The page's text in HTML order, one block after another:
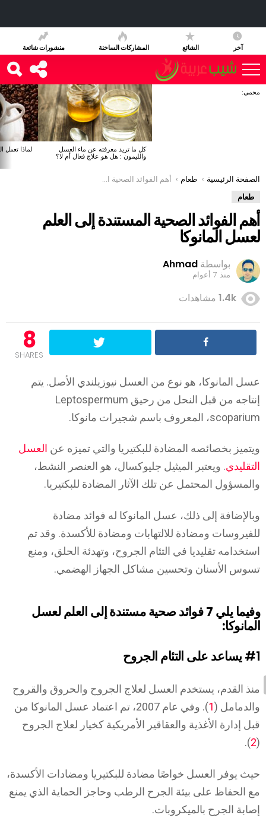
آخر الشائع المشاركات الساخنة منشورات شائعة
آخر
محمي:
كل ما تريد معرفته عن ماء العسل
والليمون : هل هو علاج فعال أم لا؟
لماذا تعمل
You are here:
الصفحة الرئيسية طعام
أهم الفوائد الصحية المستندة إلى العلم لعسل المانوكا
طعام
أهم الفوائد الصحية المستندة إلى العلم
لعسل المانوكا
بواسطة Ahmad
منذ 7 أعوام
1.4k مشاهدات
8
SHARES
عسل المانوكا، هو نوع من العسل نيوزيلندي الأصل. يتم
إنتاجه من قبل النحل من رحيق Leptospermum
scoparium، المعروف باسم شجيرات مانوكا.
ويتميز بخصائصه المضادة للبكتيريا والتي تميزه عن العسل
التقليدي. ويعتبر الميثيل جليوكسال، هو العنصر النشط،
والمسؤول المحتمل عن تلك الآثار المضادة للبكتيريا.
وبالإضافة إلى ذلك، عسل المانوكا له فوائد مضادة
للفيروسات ومضادة للالتهابات ومضادة للأكسدة. وقد تم
استخدامه تقليديا في التئام الجروح، وتهدئة الحلق، ومنع
تسوس الأسنان وتحسين مشاكل الجهاز الهضمي.
وفيما يلي 7 فوائد صحية مستندة إلى العلم لعسل
المانوكا:
#1 يساعد على التئام الجروح
منذ القدم، يستخدم العسل لعلاج الجروح والحروق والقروح
والدمامل (1
). وفي عام 2007، تم اعتماد عسل المانوكا من
قبل إدارة الأغذية والعقاقير الأمريكية كخيار لعلاج الجروح
(
2
).
حيث يوفر العسل خواصًا مضادة للبكتيريا ومضادات الأكسدة،
مع الحفاظ على بيئة الجرح الرطب وحاجز الحماية الذي يمنع
إصابة الجرح بالميكروبات.